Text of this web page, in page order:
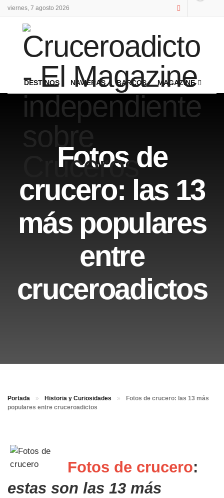
viernes, 7 agosto 2026
DESTINOS NAVIERAS BARCOS MAGAZINE
Fotos de
crucero: las 13
más populares
entre
cruceroadictos
Portada » Historia y Curiosidades »
Fotos de crucero: las 13 más
populares entre cruceroadictos
Fotos de crucero:
estas son las 13 más